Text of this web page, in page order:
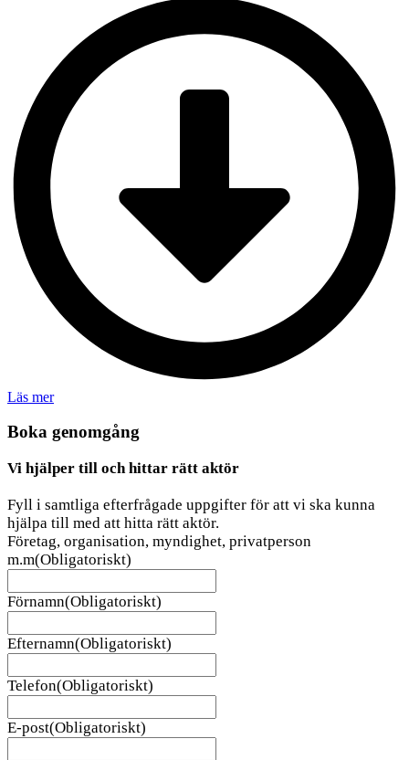
Läs mer
Boka genomgång
Vi hjälper till och hittar rätt aktör
Fyll i samtliga efterfrågade uppgifter för att vi ska kunna
hjälpa till med att hitta rätt aktör.
Företag, organisation, myndighet, privatperson
m.m(Obligatoriskt)
Förnamn(Obligatoriskt)
Efternamn(Obligatoriskt)
Telefon(Obligatoriskt)
E-post(Obligatoriskt)